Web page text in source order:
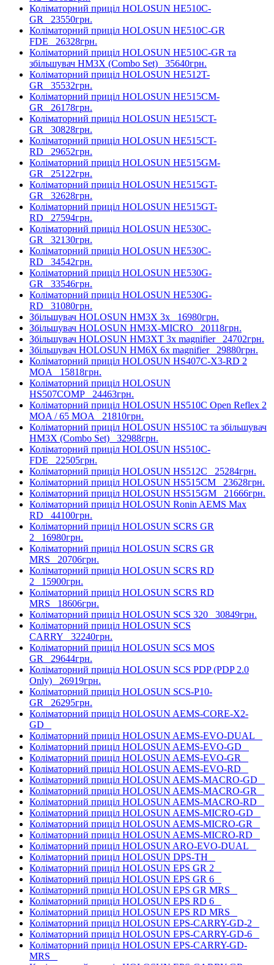
Коліматорний приціл HOLOSUN HE510C-
GR 23550грн.
Коліматорний приціл HOLOSUN HE510C-GR
FDE 26328грн.
Коліматорний приціл HOLOSUN HE510C-GR та
збільшувач HM3X (Combo Set) 35640грн.
Коліматорний приціл HOLOSUN HE512T-
GR 35532грн.
Коліматорний приціл HOLOSUN HE515CM-
GR 26178грн.
Коліматорний приціл HOLOSUN HE515CT-
GR 30828грн.
Коліматорний приціл HOLOSUN HE515CT-
RD 29652грн.
Коліматорний приціл HOLOSUN HE515GM-
GR 25122грн.
Коліматорний приціл HOLOSUN HE515GT-
GR 32628грн.
Коліматорний приціл HOLOSUN HE515GT-
RD 27594грн.
Коліматорний приціл HOLOSUN HE530C-
GR 32130грн.
Коліматорний приціл HOLOSUN HE530C-
RD 34542грн.
Коліматорний приціл HOLOSUN HE530G-
GR 33546грн.
Коліматорний приціл HOLOSUN HE530G-
RD 31080грн.
Збільшувач HOLOSUN HM3X 3x 16980грн.
Збільшувач HOLOSUN HM3X-MICRO 20118грн.
Збільшувач HOLOSUN HM3XT 3x magnifier 24702грн.
Збільшувач HOLOSUN HM6X 6x magnifier 29880грн.
Коліматорний приціл HOLOSUN HS407C-X3-RD 2
MOA 15818грн.
Коліматорний приціл HOLOSUN
HS507COMP 24463грн.
Коліматорний приціл HOLOSUN HS510C Open Reflex 2
MOA / 65 MOA 21810грн.
Коліматорний приціл HOLOSUN HS510C та збільшувач
HM3X (Combo Set) 32988грн.
Коліматорний приціл HOLOSUN HS510C-
FDE 22505грн.
Коліматорний приціл HOLOSUN HS512C 25284грн.
Коліматорний приціл HOLOSUN HS515CM 23628грн.
Коліматорний приціл HOLOSUN HS515GM 21666грн.
Коліматорний приціл HOLOSUN Ronin AEMS Max
RD 44100грн.
Коліматорний приціл HOLOSUN SCRS GR
2 16980грн.
Коліматорний приціл HOLOSUN SCRS GR
MRS 20706грн.
Коліматорний приціл HOLOSUN SCRS RD
2 15900грн.
Коліматорний приціл HOLOSUN SCRS RD
MRS 18606грн.
Коліматорний приціл HOLOSUN SCS 320 30849грн.
Коліматорний приціл HOLOSUN SCS
CARRY 32240грн.
Коліматорний приціл HOLOSUN SCS MOS
GR 29644грн.
Коліматорний приціл HOLOSUN SCS PDP (PDP 2.0
Only) 26919грн.
Коліматорний приціл HOLOSUN SCS-P10-
GR 26295грн.
Коліматорний приціл HOLOSUN AEMS-CORE-X2-
GD
Коліматорний приціл HOLOSUN AEMS-EVO-DUAL
Коліматорний приціл HOLOSUN AEMS-EVO-GD
Коліматорний приціл HOLOSUN AEMS-EVO-GR
Коліматорний приціл HOLOSUN AEMS-EVO-RD
Коліматорний приціл HOLOSUN AEMS-MACRO-GD
Коліматорний приціл HOLOSUN AEMS-MACRO-GR
Коліматорний приціл HOLOSUN AEMS-MACRO-RD
Коліматорний приціл HOLOSUN AEMS-MICRO-GD
Коліматорний приціл HOLOSUN AEMS-MICRO-GR
Коліматорний приціл HOLOSUN AEMS-MICRO-RD
Коліматорний приціл HOLOSUN ARO-EVO-DUAL
Коліматорний приціл HOLOSUN DPS-TH
Коліматорний приціл HOLOSUN EPS GR 2
Коліматорний приціл HOLOSUN EPS GR 6
Коліматорний приціл HOLOSUN EPS GR MRS
Коліматорний приціл HOLOSUN EPS RD 6
Коліматорний приціл HOLOSUN EPS RD MRS
Коліматорний приціл HOLOSUN EPS-CARRY-GD-2
Коліматорний приціл HOLOSUN EPS-CARRY-GD-6
Коліматорний приціл HOLOSUN EPS-CARRY-GD-
MRS